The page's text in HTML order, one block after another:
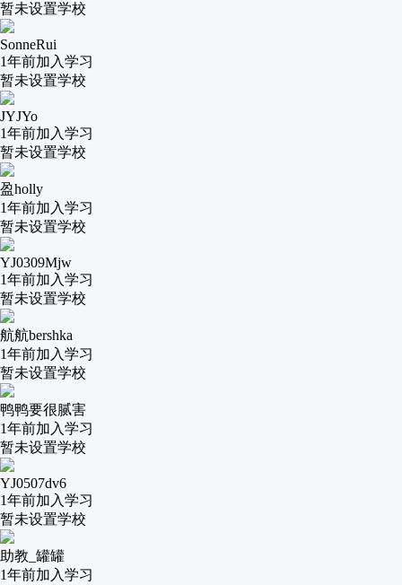
暂未设置学校
SonneRui
1年前加入学习
暂未设置学校
JYJYo
1年前加入学习
暂未设置学校
盈holly
1年前加入学习
暂未设置学校
YJ0309Mjw
1年前加入学习
暂未设置学校
航航bershka
1年前加入学习
暂未设置学校
鸭鸭要很腻害
1年前加入学习
暂未设置学校
YJ0507dv6
1年前加入学习
暂未设置学校
助教_罐罐
1年前加入学习